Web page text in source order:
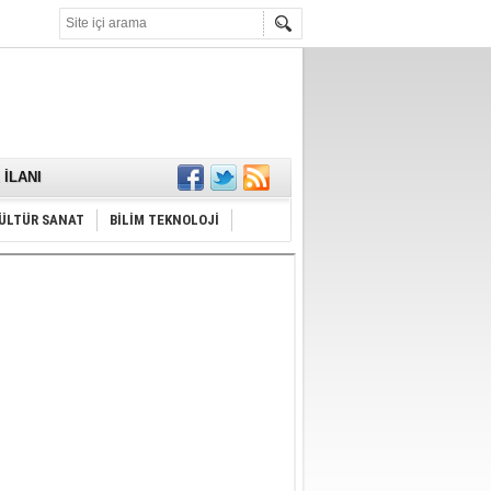
SANAT BİLİM TEKNOLOJİ